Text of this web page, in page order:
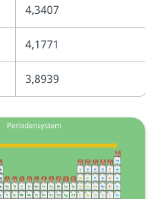
4,3407
4,1771
3,8939